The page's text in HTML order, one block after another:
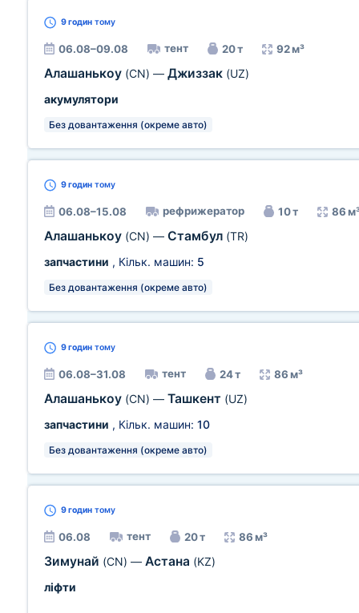
9 годин тому
06.08–09.08 тент 20 т 92 м³
Алашанькоу (CN) — Джиззак (UZ)
акумулятори
Без довантаження (окреме авто)
9 годин тому
06.08–15.08 рефрижератор 10 т 86
Алашанькоу (CN) — Стамбул (TR)
запчастини , Кільк. машин: 5
Без довантаження (окреме авто)
9 годин тому
06.08–31.08 тент 24 т 86 м³
Алашанькоу (CN) — Ташкент (UZ)
запчастини , Кільк. машин: 10
Без довантаження (окреме авто)
9 годин тому
06.08 тент 20 т 86 м³
Зимунай (CN) — Астана (KZ)
ліфти